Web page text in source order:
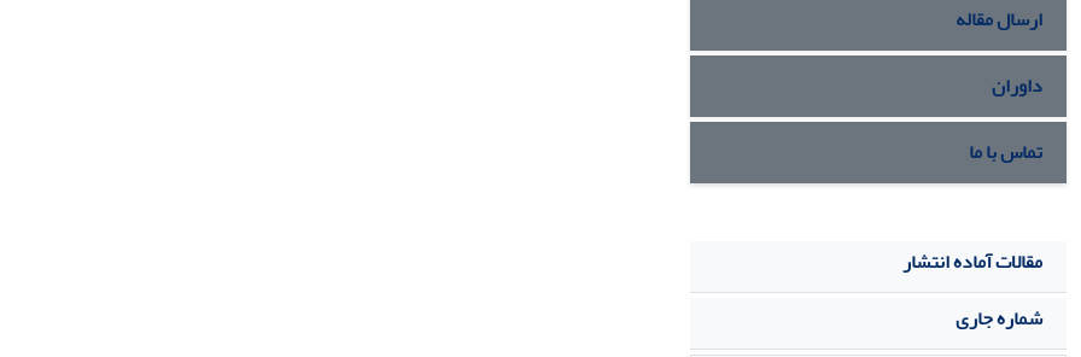
ارسال مقاله
داوران
تماس با ما
مقالات آماده انتشار
شماره جاری